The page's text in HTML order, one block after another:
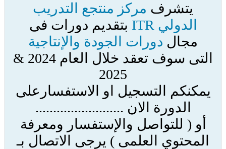
يتشرف مركز منتجع التدريب
الدولي ITR
بتقديم دورات فى
مجال دورات الجودة والإنتاجية
التى سوف تعقد خلال العام 2024 &
2025
يمكنكم التسجيل او الاستفسارعلى
الدورة الان .........................
أو ( للتواصل والإستفسار ومعرفة
المحتوي العلمى ) يرجى الاتصال بـ